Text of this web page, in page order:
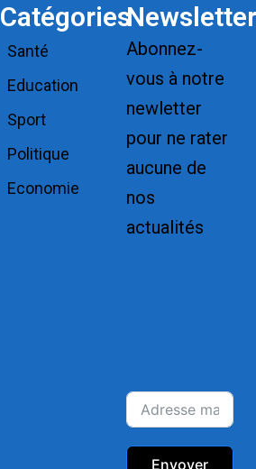
Catégories
Santé
Education
Sport
Politique
Economie
Newsletter
Abonnez-
vous à notre
newletter
pour ne rater
aucune de
nos
actualités
Envoyer